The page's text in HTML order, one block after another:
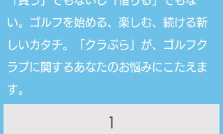
い。ゴルフを始める、楽しむ、続ける新
しいカタチ。「クラぶら」が、ゴルフク
ラブに関するあなたのお悩みにこたえま
す。
1